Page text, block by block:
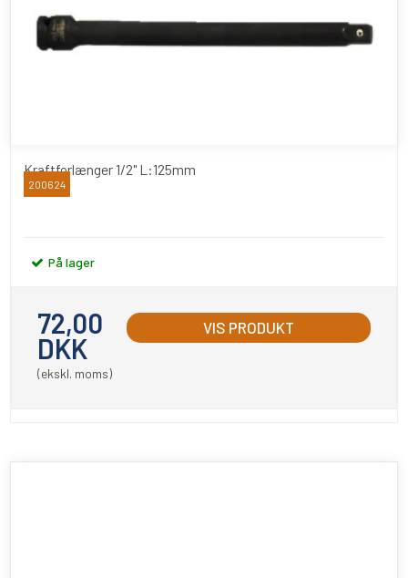
Kraftforlænger 1/2" L:125mm
BATO
200624
På lager
72,00
DKK
(ekskl. moms)
VIS PRODUKT